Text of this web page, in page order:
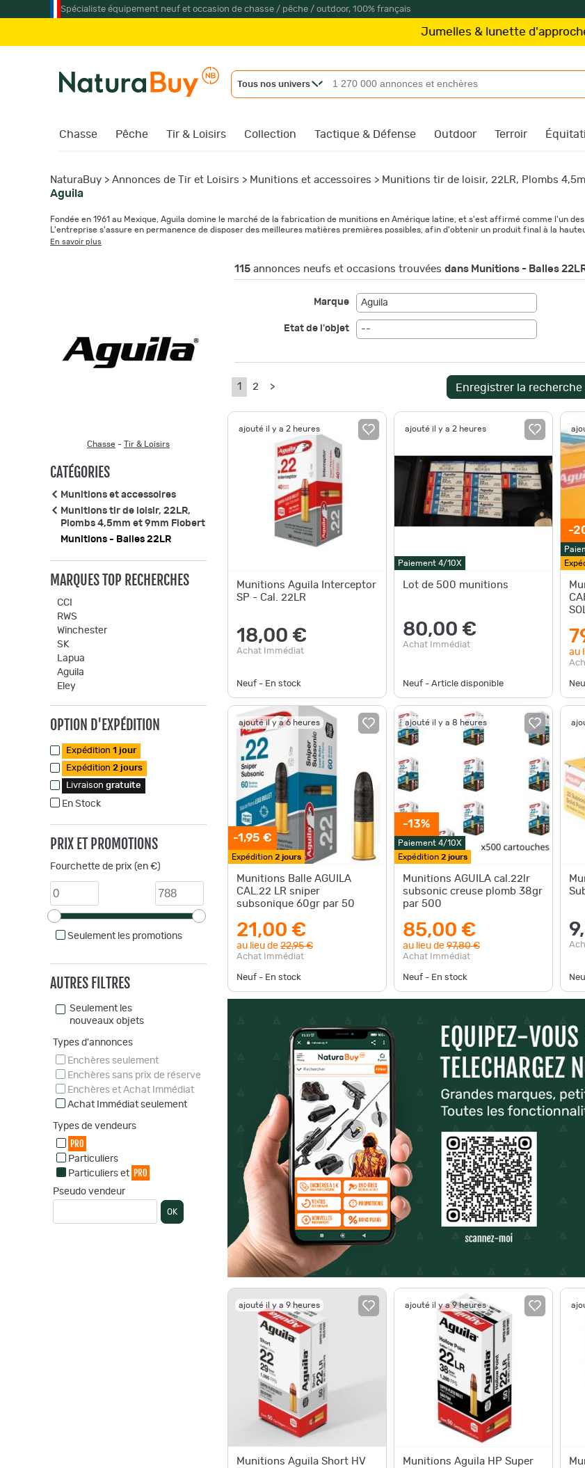
Spécialiste équipement neuf et occasion de chasse / pêche / outdoor, 100% français
Jumelles & lunette d'approche Kite Optics à
Tous nos univers
Chasse Pêche Tir & Loisirs Collection Tactique & Défense Outdoor Terroir
NaturaBuy > Annonces de Tir et Loisirs > Munitions et accessoires > Munitions tir de loisir, 22LR, Plombs
Aguila
Fondée en 1961 au Mexique, Aguila domine le marché de la fabrication de munitions en Amérique latine, et s'est affirmé comme l'un
L'entreprise s'assure en permanence de disposer des meilleures matières premières possibles, afin d'obtenir un produit final à la
En savoir plus
Chasse - Tir & Loisirs
CATÉGORIES
Munitions et accessoires
Munitions tir de loisir, 22LR,
Plombs 4,5mm et 9mm Flobert
Munitions - Balles 22LR
MARQUES TOP RECHERCHES
CCI
RWS
Winchester
SK
Lapua
Aguila
Eley
OPTION D'EXPÉDITION
Expédition 1 jour
Expédition 2 jours
Livraison gratuite
En Stock
PRIX ET PROMOTIONS
Fourchette de prix (en €)
Seulement les promotions
AUTRES FILTRES
Seulement les
nouveaux objets
Types d'annonces
Enchères seulement
Enchères sans prix de réserve
Enchères et Achat Immédiat
Achat Immédiat seulement
Types de vendeurs
PRO
Particuliers
Particuliers et PRO
Pseudo vendeur
OK
115 annonces neufs et occasions trouvées dans Munitions - Balles
Marque Aguila
Etat de l'objet --
1 2 > Enregistrer la recherche
ajouté il y a 2 heures
Munitions Aguila Interceptor
SP - Cal. 22LR
18,00 €
Achat Immédiat
Neuf - En stock
ajouté il y a 2 heures
Paiement 4/10X
Lot de 500 munitions
80,00 €
Achat Immédiat
Neuf - Article disponible
-
au
ajouté il y a 6 heures
-1,95 €
Expédition 2 jours
Munitions Balle AGUILA
CAL.22 LR sniper
subsonique 60gr par 50
21,00 €
au lieu de 22,95 €
Achat Immédiat
Neuf - En stock
ajouté il y a 8 heures
-13%
Paiement 4/10X
Expédition 2 jours
Munitions AGUILA cal.22lr
subsonic creuse plomb 38gr
par 500
85,00 €
au lieu de97,80 €
Achat Immédiat
Neuf - En stock
ajouté il y a 9 heures
Munitions Aguila Short HV
ajouté il y a 9 heures
Munitions Aguila HP Super